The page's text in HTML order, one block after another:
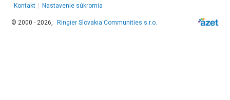
Kontakt
Nastavenie súkromia
© 2000 - 2026, Ringier Slovakia Communities s.r.o.